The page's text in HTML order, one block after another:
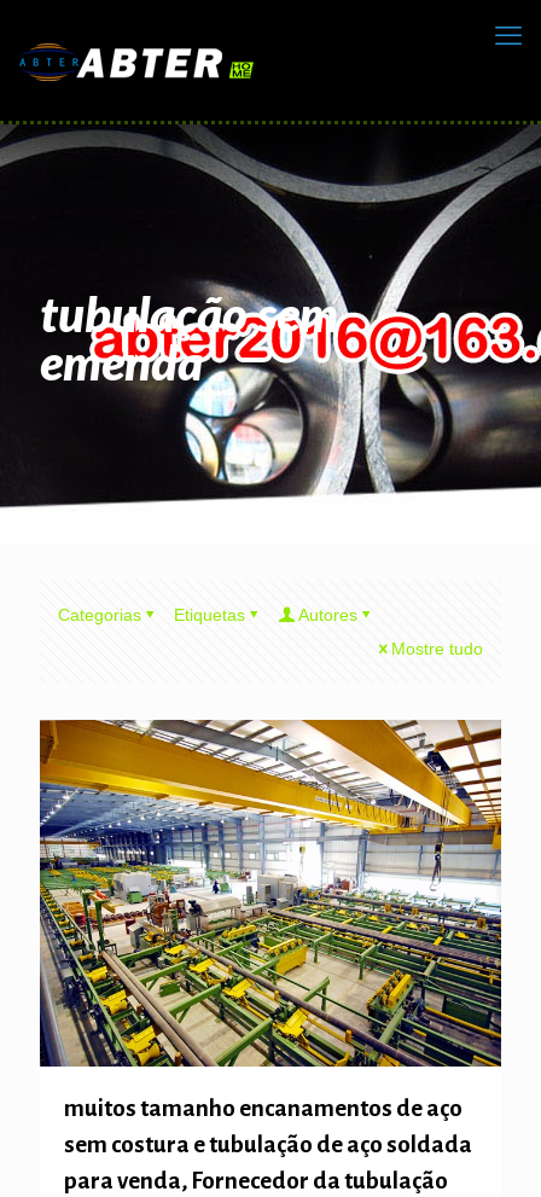
tubulação sem
emenda
Categorias Etiquetas
Autores
Mostre tudo
muitos tamanho encanamentos de aço
sem costura e tubulação de aço soldada
para venda, Fornecedor da tubulação